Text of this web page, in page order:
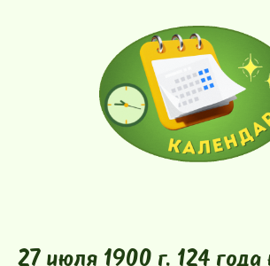
27 июля 1900 г. 124 года